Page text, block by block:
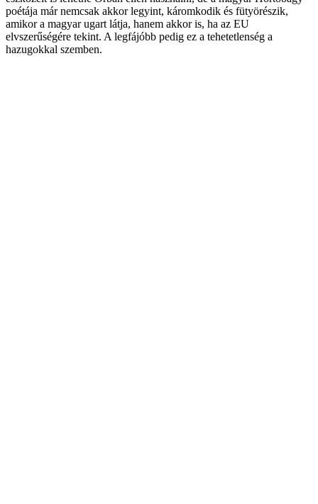
poétája már nemcsak akkor legyint, káromkodik és fütyörészik,
amikor a magyar ugart látja, hanem akkor is, ha az EU
elvszerűségére tekint. A legfájóbb pedig ez a tehetetlenség a
hazugokkal szemben.